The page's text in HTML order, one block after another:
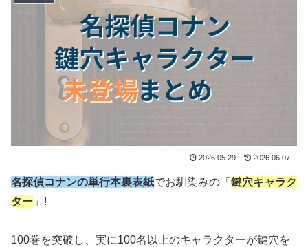
2026.05.29 2026.06.07
名探偵コナンの単行本裏表紙でお馴染みの「 鍵穴キャラク
ター 」!
100巻を突破し、実に100名以上のキャラクターが鍵穴を